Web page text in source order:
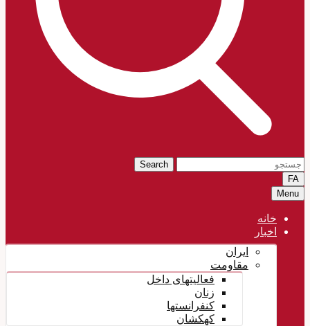
Search
FA
Menu
خانه
اخبار
ایران
مقاومت
فعالیتهای داخل
زنان
کنفرانستها
کهکشان